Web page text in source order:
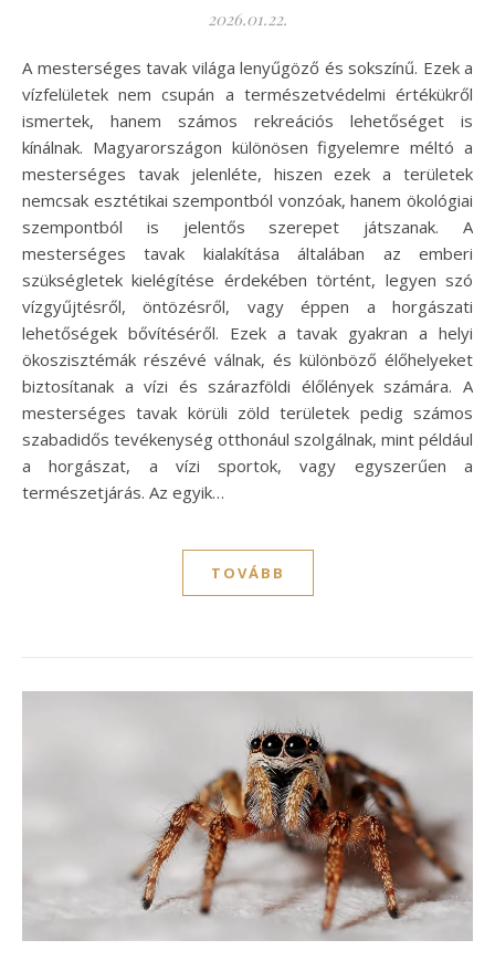
2026.01.22.
A mesterséges tavak világa lenyűgöző és sokszínű. Ezek a
vízfelületek nem csupán a természetvédelmi értékükről
ismertek, hanem számos rekreációs lehetőséget is
kínálnak. Magyarországon különösen figyelemre méltó a
mesterséges tavak jelenléte, hiszen ezek a területek
nemcsak esztétikai szempontból vonzóak, hanem ökológiai
szempontból is jelentős szerepet játszanak. A
mesterséges tavak kialakítása általában az emberi
szükségletek kielégítése érdekében történt, legyen szó
vízgyűjtésről, öntözésről, vagy éppen a horgászati
lehetőségek bővítéséről. Ezek a tavak gyakran a helyi
ökoszisztémák részévé válnak, és különböző élőhelyeket
biztosítanak a vízi és szárazföldi élőlények számára. A
mesterséges tavak körüli zöld területek pedig számos
szabadidős tevékenység otthonául szolgálnak, mint például
a horgászat, a vízi sportok, vagy egyszerűen a
természetjárás. Az egyik…
TOVÁBB